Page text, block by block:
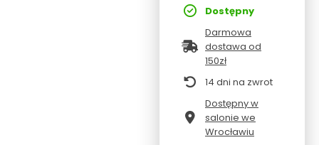
Dostępny
Darmowa
dostawa od
150zł
14 dni na zwrot
Dostępny w
salonie we
Wrocławiu